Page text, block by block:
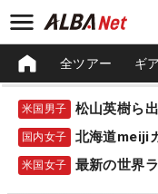
全ツアー ギア
米国男子
国内女子 北海道meiji
米国女子 最新の世界